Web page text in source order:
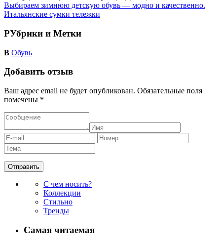
Выбираем зимнюю детскую обувь — модно и качественно.
Итальянские сумки тележки
РУбрики и Метки
В Обувь
Добавить отзыв
Ваш адрес email не будет опубликован. Обязательные поля
помечены *
С чем носить?
Коллекции
Стильно
Тренды
Самая читаемая